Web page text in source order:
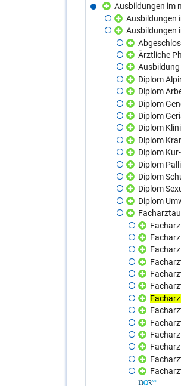
Ausbildungen im
Ausbildungen
Ausbildungen
Ärztliche
Diplom
Diplom
Diplom
Diplom
Diplom
Diplom
Diplom
Diplom
Diplom
Diplom
Diplom